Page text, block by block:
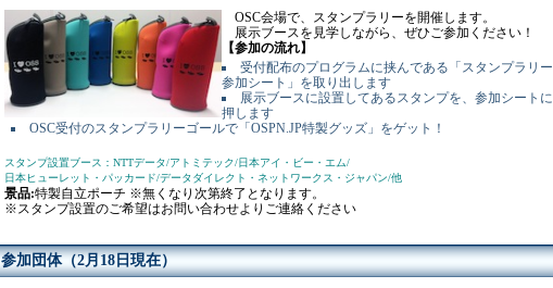
OSC会場で、スタンプラリーを開催します。
展示ブースを見学しながら、ぜひご参加ください！
【参加の流れ】
受付配布のプログラムに挟んである「スタンプラリー
参加シート」を取り出します
展示ブースに設置してあるスタンプを、参加シートに
押します
OSC受付のスタンプラリーゴールで「OSPN.JP特製グッズ」をゲット！
スタンプ設置ブース：NTTデータ/アトミテック/日本アイ・ビー・エム/
日本ヒューレット・パッカード/データダイレクト・ネットワークス・ジャパン/他
景品:特製自立ポーチ ※無くなり次第終了となります。
※スタンプ設置のご希望はお問い合わせよりご連絡ください
参加団体（2月18日現在）